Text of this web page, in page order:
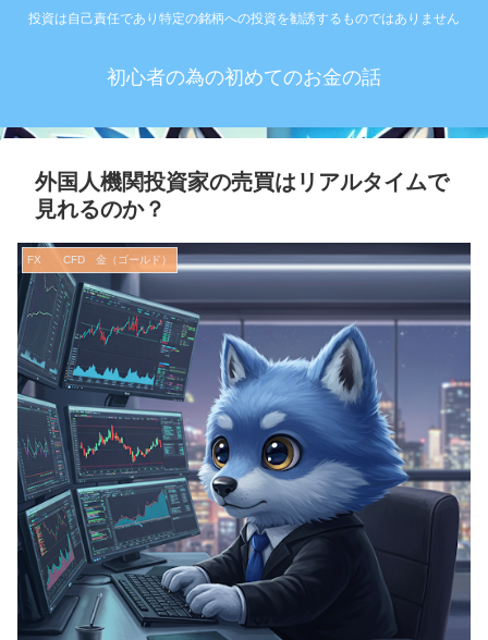
投資は自己責任であり特定の銘柄への投資を勧誘するものではありません
初心者の為の初めてのお金の話
外国人機関投資家の売買はリアルタイムで
見れるのか？
FX CFD 金（ゴールド）